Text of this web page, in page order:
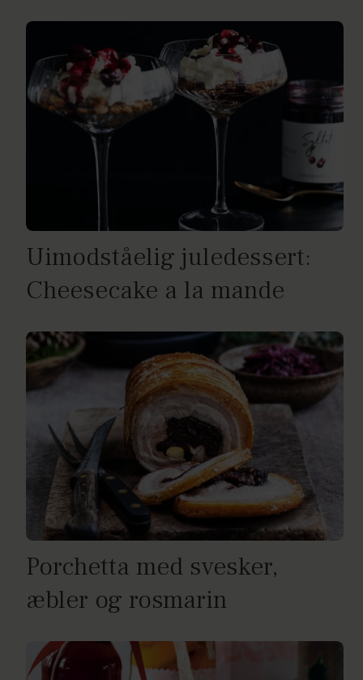
Uimodståelig juledessert:
Cheesecake a la mande
Porchetta med svesker,
æbler og rosmarin